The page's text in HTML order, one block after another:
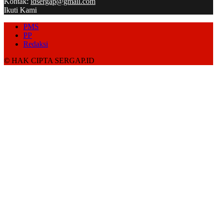
Ikuti Kami
PMS
PP
Redaksi
© HAK CIPTA SERGAP.ID